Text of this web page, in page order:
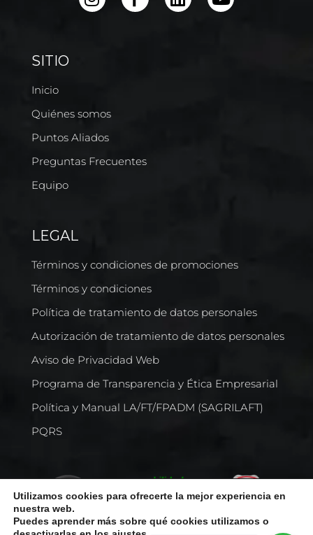
SITIO
Inicio
Quiénes somos
Puntos Aliados
Preguntas Frecuentes
Equipo
LEGAL
Términos y condiciones de promociones
Términos y condiciones
Política de tratamiento de datos personales
Autorización de tratamiento de datos personales
Aviso de Privacidad Web
Programa de Transparencia y Ética Empresarial
Política y Manual LA/FT/FPADM (SAGRILAFT)
PQRS
Utilizamos cookies para ofrecerte la mejor experiencia en
nuestra web.
Puedes aprender más sobre qué cookies utilizamos o